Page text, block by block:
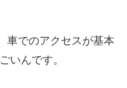
車でのアクセスが基本
いんです。